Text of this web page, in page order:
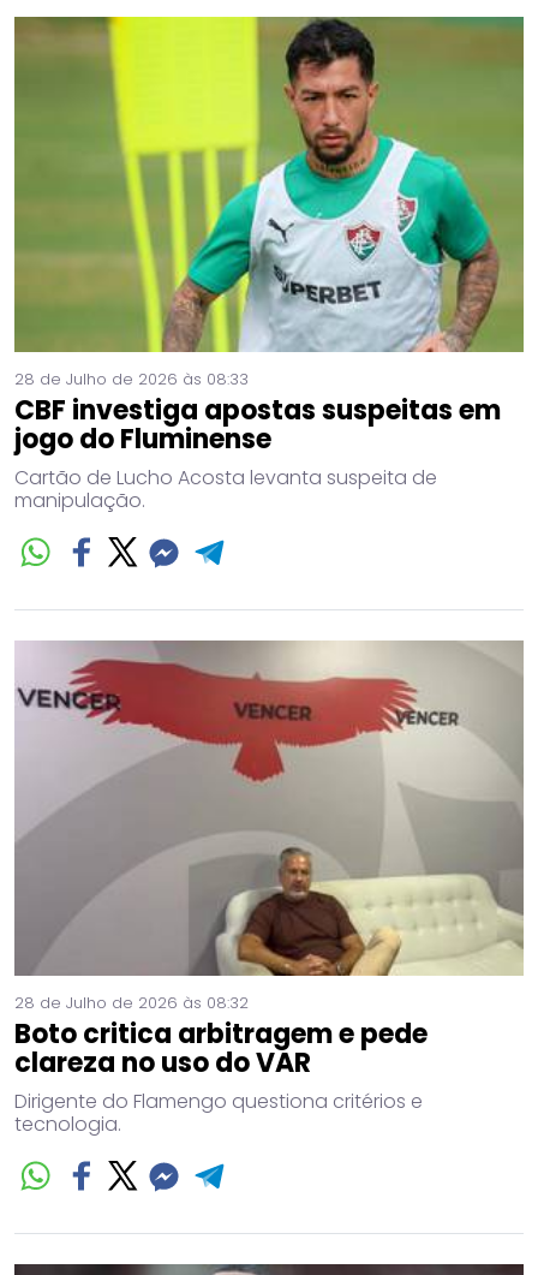
28 de Julho de 2026 às 08:33
CBF investiga apostas suspeitas em
jogo do Fluminense
Cartão de Lucho Acosta levanta suspeita de
manipulação.
28 de Julho de 2026 às 08:32
Boto critica arbitragem e pede
clareza no uso do VAR
Dirigente do Flamengo questiona critérios e
tecnologia.